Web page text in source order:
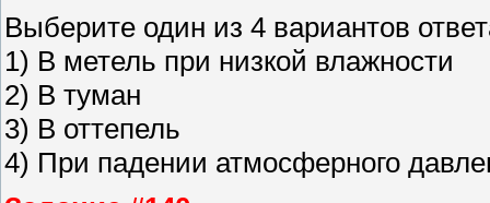
Выберите один из 4 вариантов
1) В метель при низкой влажности
2) В туман
3) В оттепель
4) При падении атмосферного